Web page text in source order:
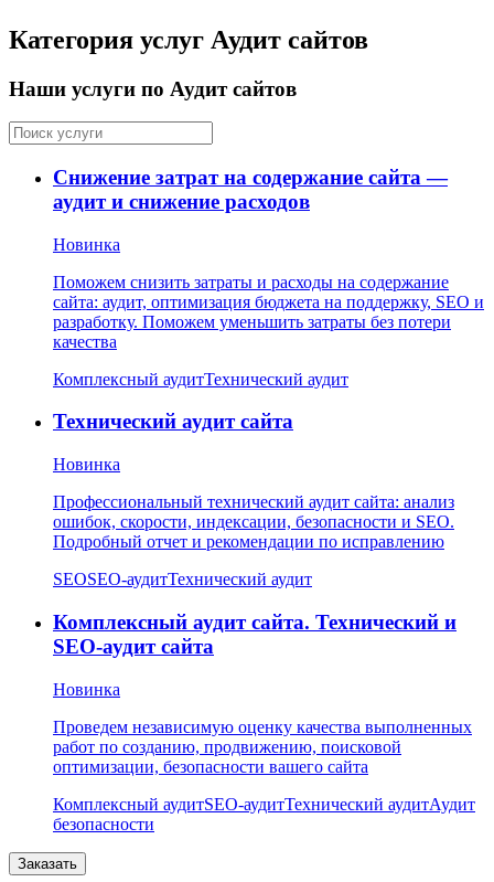
Категория услуг Аудит сайтов
Наши услуги по Аудит сайтов
Снижение затрат на содержание сайта —
аудит и снижение расходов
Новинка
Поможем снизить затраты и расходы на содержание
сайта: аудит, оптимизация бюджета на поддержку, SEO и
разработку. Поможем уменьшить затраты без потери
качества
Комплексный аудитТехнический аудит
Технический аудит сайта
Новинка
Профессиональный технический аудит сайта: анализ
ошибок, скорости, индексации, безопасности и SEO.
Подробный отчет и рекомендации по исправлению
SEOSEO-аудитТехнический аудит
Комплексный аудит сайта. Технический и
SEO-аудит сайта
Новинка
Проведем независимую оценку качества выполненных
работ по созданию, продвижению, поисковой
оптимизации, безопасности вашего сайта
Комплексный аудитSEO-аудитТехнический аудитАудит
безопасности
Заказать